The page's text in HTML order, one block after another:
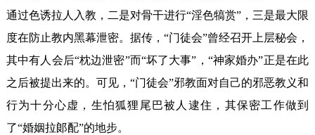
通过色诱拉人入教，二是对骨干进行“淫色犒赏”，三是最大限
度在防止教内黑幕泄密。据传，“门徒会”曾经召开上层秘会，
其中有人会后“枕边泄密”而“坏了大事”，“神家婚办”正是在此
之后被提出来的。可见，“门徒会”邪教面对自己的邪恶教义和
行为十分心虚，生怕狐狸尾巴被人逮住，其保密工作做到
了“婚姻拉郞配”的地步。